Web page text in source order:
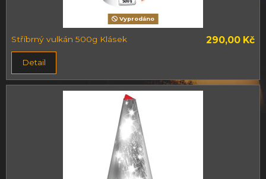
Vyprodáno
Stříbrný vulkán 500g Klásek 290,00 Kč
Detail